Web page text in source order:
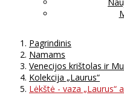
Pagrindinis
Namams
Venecijos krištolas ir
Kolekcija „Laurus“
Lėkštė - vaza „Laurus“